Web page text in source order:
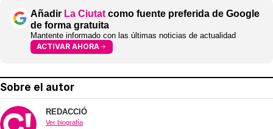
Añadir La Ciutat como fuente preferida de Google
de forma gratuita
Mantente informado con las últimas noticias de actualidad
ACTIVAR AHORA
Sobre el autor
REDACCIÓ
Ver biografía